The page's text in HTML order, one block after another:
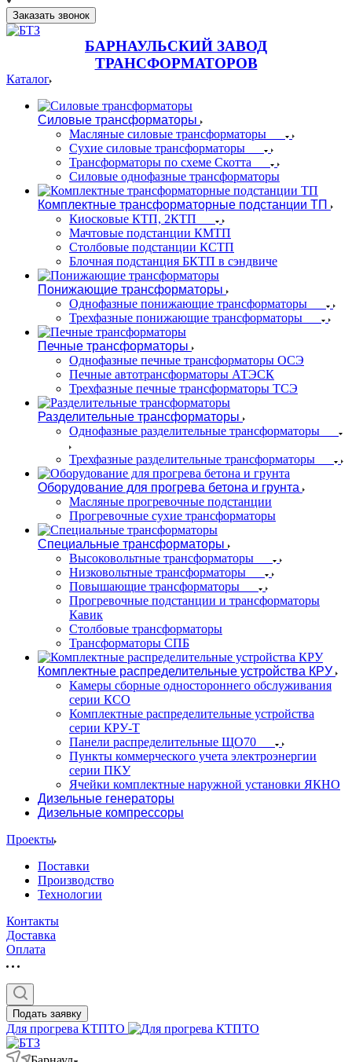
Заказать звонок
БАРНАУЛЬСКИЙ ЗАВОД
ТРАНСФОРМАТОРОВ
Каталог
Силовые трансформаторы
Масляные силовые трансформаторы
Сухие силовые трансформаторы
Трансформаторы по схеме Скотта
Силовые однофазные трансформаторы
Комплектные трансформаторные подстанции ТП
Киосковые КТП, 2КТП
Мачтовые подстанции КМТП
Столбовые подстанции КСТП
Блочная подстанция БКТП в сэндвиче
Понижающие трансформаторы
Однофазные понижающие трансформаторы
Трехфазные понижающие трансформаторы
Печные трансформаторы
Однофазные печные трансформаторы ОСЭ
Печные автотрансформаторы АТЭСК
Трехфазные печные трансформаторы ТСЭ
Разделительные трансформаторы
Однофазные разделительные трансформаторы
Трехфазные разделительные трансформаторы
Оборудование для прогрева бетона и грунта
Масляные прогревочные подстанции
Прогревочные сухие трансформаторы
Специальные трансформаторы
Высоковольтные трансформаторы
Низковольтные трансформаторы
Повышающие трансформаторы
Прогревочные подстанции и трансформаторы
Кавик
Столбовые трансформаторы
Трансформаторы СПБ
Комплектные распределительные устройства КРУ
Камеры сборные одностороннего обслуживания
серии КСО
Комплектные распределительные устройства
серии КРУ-Т
Панели распределительные ЩО70
Пункты коммерческого учета электроэнергии
серии ПКУ
Ячейки комплектные наружной установки ЯКНО
Дизельные генераторы
Дизельные компрессоры
Проекты
Поставки
Производство
Технологии
Контакты
Доставка
Оплата
Подать заявку
Для прогрева КТПТО